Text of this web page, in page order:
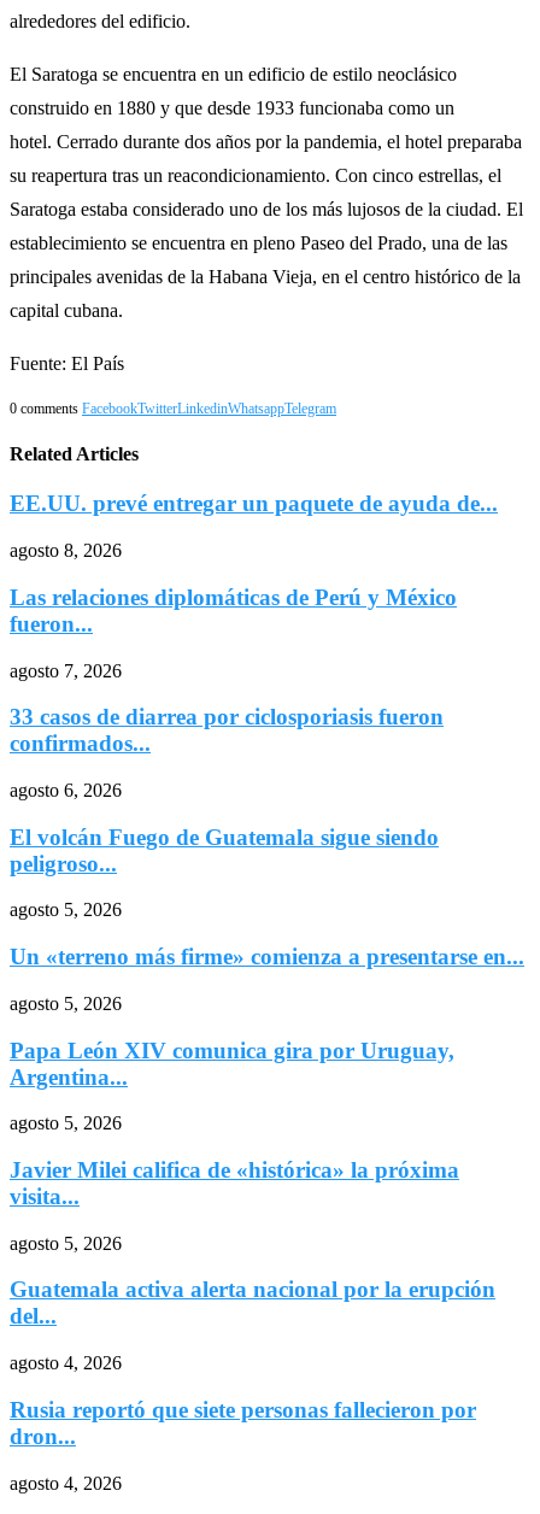
alrededores del edificio.
El Saratoga se encuentra en un edificio de estilo neoclásico
construido en 1880 y que desde 1933 funcionaba como un
hotel. Cerrado durante dos años por la pandemia, el hotel preparaba
su reapertura tras un reacondicionamiento. Con cinco estrellas, el
Saratoga estaba considerado uno de los más lujosos de la ciudad. El
establecimiento se encuentra en pleno Paseo del Prado, una de las
principales avenidas de la Habana Vieja, en el centro histórico de la
capital cubana.
Fuente: El País
0 comments FacebookTwitterLinkedinWhatsappTelegram
Related Articles
EE.UU. prevé entregar un paquete de ayuda de...
agosto 8, 2026
Las relaciones diplomáticas de Perú y México
fueron...
agosto 7, 2026
33 casos de diarrea por ciclosporiasis fueron
confirmados...
agosto 6, 2026
El volcán Fuego de Guatemala sigue siendo
peligroso...
agosto 5, 2026
Un «terreno más firme» comienza a presentarse en...
agosto 5, 2026
Papa León XIV comunica gira por Uruguay,
Argentina...
agosto 5, 2026
Javier Milei califica de «histórica» la próxima
visita...
agosto 5, 2026
Guatemala activa alerta nacional por la erupción
del...
agosto 4, 2026
Rusia reportó que siete personas fallecieron por
dron...
agosto 4, 2026